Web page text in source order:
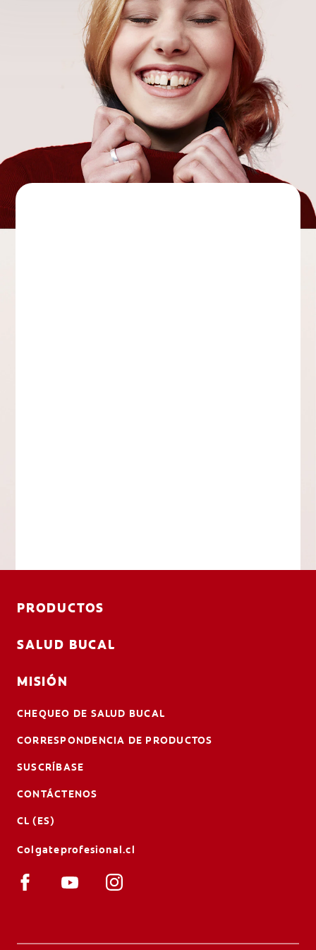
PRODUCTOS
SALUD BUCAL
MISIÓN
CHEQUEO DE SALUD BUCAL
CORRESPONDENCIA DE PRODUCTOS
SUSCRÍBASE
CONTÁCTENOS
CL (ES)
Colgateprofesional.cl